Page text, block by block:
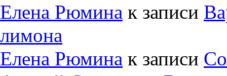
Елена Рюмина к записи
лимона
Елена Рюмина к записи